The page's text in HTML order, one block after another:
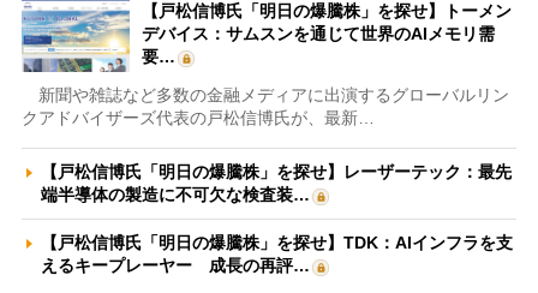
【戸松信博氏「明日の爆騰株」を探せ】トーメン
デバイス：サムスンを通じて世界のAIメモリ需
要…
新聞や雑誌など多数の金融メディアに出演するグローバルリン
クアドバイザーズ代表の戸松信博氏が、最新…
【戸松信博氏「明日の爆騰株」を探せ】レーザーテック：最先
端半導体の製造に不可欠な検査装…
【戸松信博氏「明日の爆騰株」を探せ】TDK：AIインフラを支
えるキープレーヤー 成長の再評…